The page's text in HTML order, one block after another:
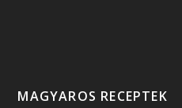
MAGYAROS RECEPTEK